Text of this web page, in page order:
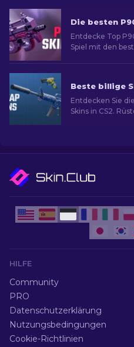
Entdecke Top
Spiel mit den
Entdecken Sie
Skins in CS2.
HILFE
Community
PRO
Datenschutzerklärung
Nutzungsbedingungen
Cookie-Richtlinien